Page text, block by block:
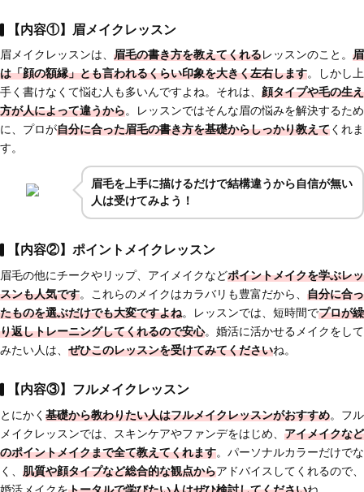
【内容①】眉メイクレッスン
眉メイクレッスンは、 眉毛の書き方を教えてくれるレッスンのこと。 眉
は「顔の額縁」とも言われるくらい印象を大きく左右します。しかし上
手く書けなくて悩む人も多いんですよね。それは、 顔タイプや毛の生え
方が人によって違うから。レッスンではそんな眉の悩みを解決するため
に、プロが自分に合った眉毛の書き方を基礎からしっかり教えてくれま
す。
眉毛を上手に描けるだけで結構違うから自信が無い
人は受けてみよう！
【内容②】ポイントメイクレッスン
眉毛の他にチークやリップ、アイメイクなどポイントメイクを学ぶレッ
スンも人気です。これらのメイクはカラバリも豊富だから、 自分に合っ
たものを選ぶだけでも大変ですよね。レッスンでは、短時間でプロが繰
り返しトレーニングしてくれるので安心。婚活に活かせるメイクをして
みたい人は、 ぜひこのレッスンを受けてみてくださいね。
【内容③】フルメイクレッスン
とにかく 基礎から教わりたい人はフルメイクレッスンがおすすめ。フル
メイクレッスンでは、スキンケアやファンデをはじめ、 アイメイクなど
のポイントメイクまで全て教えてくれます。パーソナルカラーだけでな
く、 肌質や顔タイプなど総合的な観点からアドバイスしてくれるので、
婚活メイクをトータルで学びたい人はぜひ検討してくださいね。